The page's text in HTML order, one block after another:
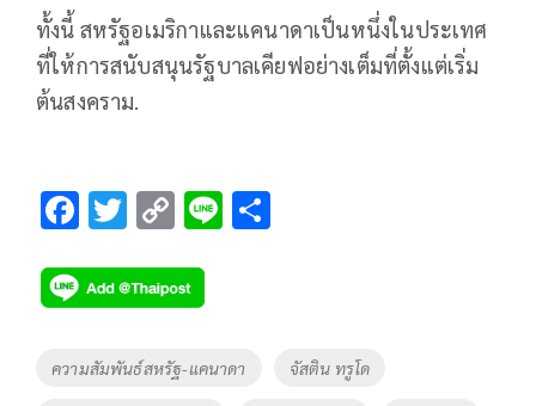
ทั้งนี้ สหรัฐอเมริกาและแคนาดาเป็นหนึ่งในประเทศ
ที่ให้การสนับสนุนรัฐบาลเคียฟอย่างเต็มที่ตั้งแต่เริ่ม
ต้นสงคราม.
F
e
b
o
T
tt
er
C
p
y
Li
Li
Tags
ความสัมพันธ์สหรัฐ-แคนาดา จัสติน ทรูโด